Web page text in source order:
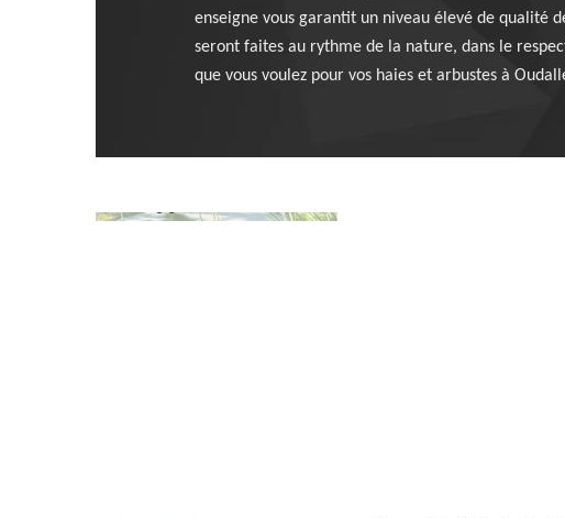
enseigne vous garantit un niveau élevé de qualité
seront faites au rythme de la nature, dans le
que vous voulez pour vos haies et arbustes à